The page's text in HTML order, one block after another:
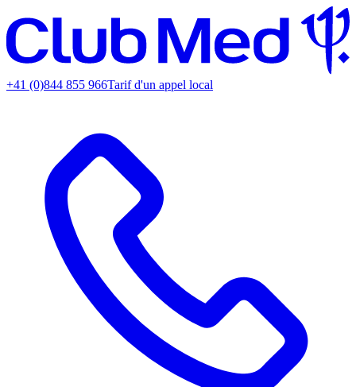
+41 (0)844 855 966Tarif d'un appel local